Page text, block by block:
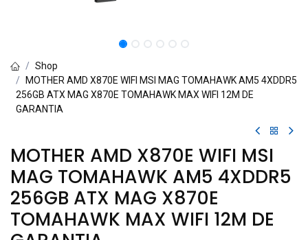
Shop
MOTHER AMD X870E WIFI MSI MAG TOMAHAWK AM5 4XDDR5
256GB ATX MAG X870E TOMAHAWK MAX WIFI 12M DE
GARANTIA
MOTHER AMD X870E WIFI MSI
MAG TOMAHAWK AM5 4XDDR5
256GB ATX MAG X870E
TOMAHAWK MAX WIFI 12M DE